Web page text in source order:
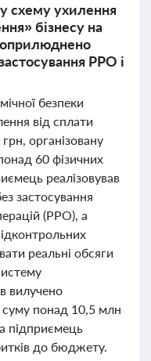
схему ухилення
бізнесу на
РРО і
безпеки
від сплати
організовану
60 фізичних
реалізовував
застосування
(РРО), а
реальні обсяги
вилучено
суму понад 10,5 млн
підприємець
до бюджету.